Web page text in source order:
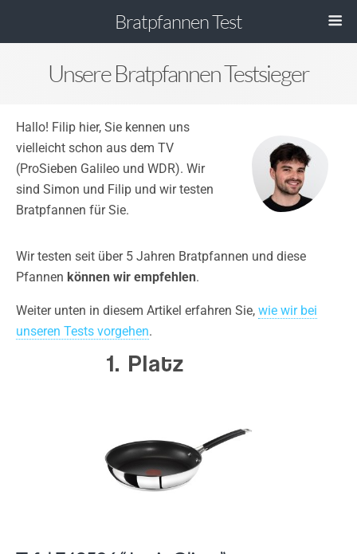
Bratpfannen Test
Unsere Bratpfannen Testsieger
Hallo! Filip hier, Sie kennen uns
vielleicht schon aus dem TV
(ProSieben Galileo und WDR). Wir
sind Simon und Filip und wir testen
Bratpfannen für Sie.
Wir testen seit über 5 Jahren Bratpfannen und diese
Pfannen können wir empfehlen.
Weiter unten in diesem Artikel erfahren Sie, wie wir bei
unseren Tests vorgehen.